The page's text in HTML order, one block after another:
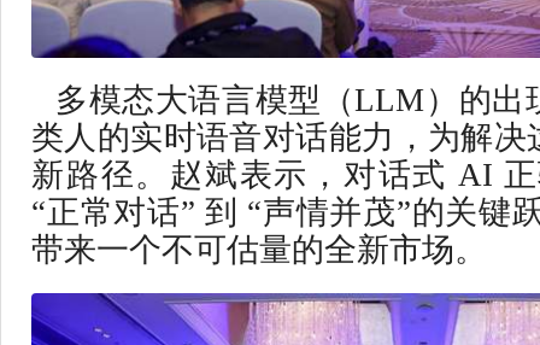
多模态大语言模型（LLM）的出
类人的实时语音对话能力，为解决
新路径。赵斌表示，对话式 AI
“正常对话” 到 “声情并茂”的关键
带来一个不可估量的全新市场。